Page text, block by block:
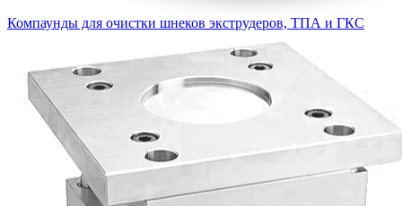
Компаунды для очистки шнеков экструдеров, ТПА и ГКС